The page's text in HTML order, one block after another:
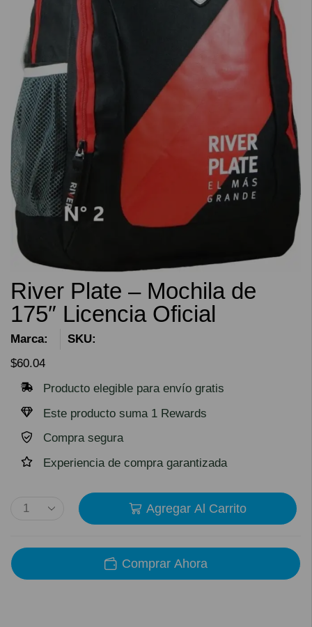
River Plate – Mochila de
175″ Licencia Oficial
Marca:
SKU:
$60.04
Producto elegible para envío gratis
Este producto suma 1 Rewards
Compra segura
Experiencia de compra garantizada
Agregar Al Carrito
Comprar Ahora